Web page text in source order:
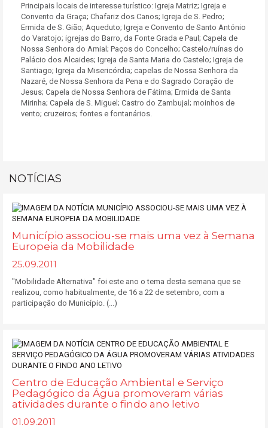
Principais locais de interesse turístico: Igreja Matriz; Igreja e
Convento da Graça; Chafariz dos Canos; Igreja de S. Pedro;
Ermida de S. Gião; Aqueduto; Igreja e Convento de Santo António
do Varatojo; igrejas do Barro, da Fonte Grada e Paul; Capela de
Nossa Senhora do Amial; Paços do Concelho; Castelo/ruínas do
Palácio dos Alcaides; Igreja de Santa Maria do Castelo; Igreja de
Santiago; Igreja da Misericórdia; capelas de Nossa Senhora da
Nazaré, de Nossa Senhora da Pena e do Sagrado Coração de
Jesus; Capela de Nossa Senhora de Fátima; Ermida de Santa
Mirinha; Capela de S. Miguel; Castro do Zambujal; moinhos de
vento; cruzeiros; fontes e fontanários.
NOTÍCIAS
Município associou-se mais uma vez à Semana
Europeia da Mobilidade
25.09.2011
"Mobilidade Alternativa" foi este ano o tema desta semana que se
realizou, como habitualmente, de 16 a 22 de setembro, com a
participação do Município. (...)
Centro de Educação Ambiental e Serviço
Pedagógico da Água promoveram várias
atividades durante o findo ano letivo
01.09.2011